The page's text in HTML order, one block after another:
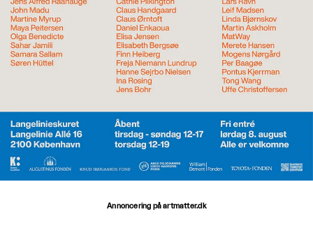
Annoncering på artmatter.dk